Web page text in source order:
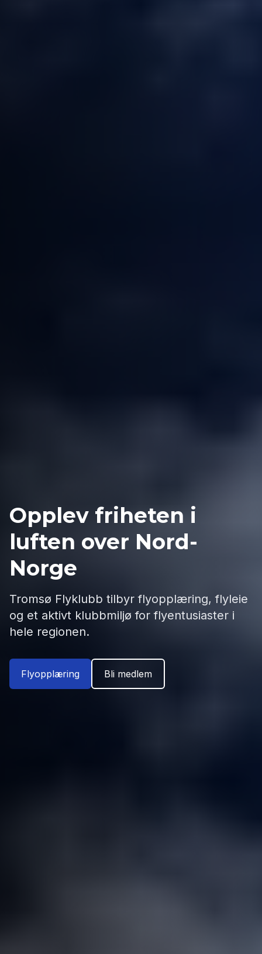
Opplev friheten i
luften over Nord-
Norge
Tromsø Flyklubb tilbyr flyopplæring, flyleie
og et aktivt klubbmiljø for flyentusiaster i
hele regionen.
Flyopplæring Bli medlem